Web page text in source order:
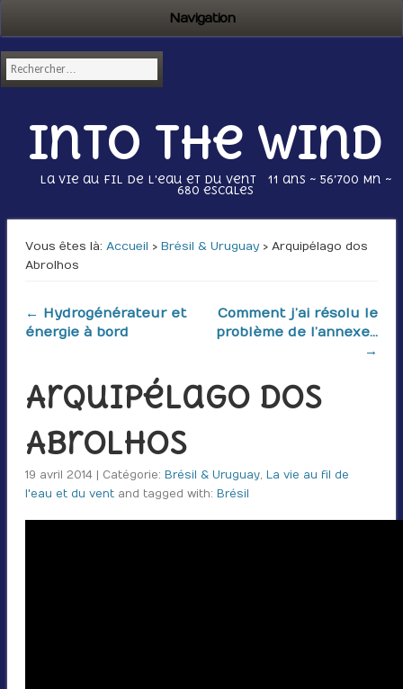
Navigation
Into the wind
La vie au fil de l'eau et du vent 11 ans ~ 56’700 Mn ~
680 escales
Vous êtes là : Accueil › Brésil & Uruguay› Arquipélago dos
Abrolhos
← Hydrogénérateur et
énergie à bord
Comment j’ai résolu le
problème de l’annexe…
→
Arquipélago dos
Abrolhos
19 avril 2014 | Catégorie: Brésil & Uruguay, La vie au fil de
l'eau et du ventand tagged with: Brésil